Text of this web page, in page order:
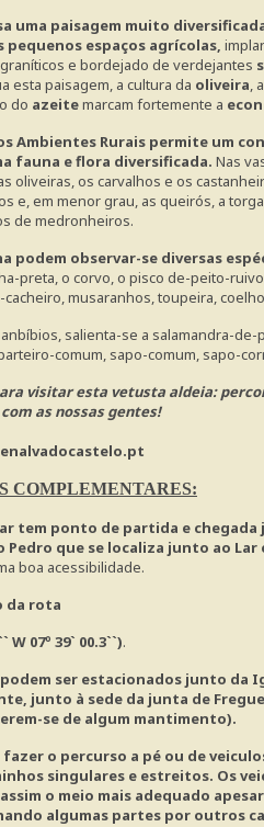
uma paisagem muito
pequenos espaços agrícolas,
e bordejado de verdejantes
esta paisagem, a cultura da oliveira,
do azeitemarcam fortemente a
Ambientes Rurais permite um
fauna e flora diversificada. Nas
oliveiras, os carvalhos e os
e, em menor grau, as queirós, a
de medronheiros.
podem observar-se diversas
preta, o corvo, o pisco de-peito-
musaranhos, toupeira,
salienta-se a salamandra-
comum, sapo-comum, sapo-
visitar esta vetusta aldeia:
as nossas gentes!
COMPLEMENTARES:
tem ponto de partida e
Pedro que se localiza junto ao Lar
boa acessibilidade.
da rota
W 07º 39` 00.3``).
ser estacionados junto da
junto à sede da junta de
se de algum mantimento).
fazer o percurso a pé ou de
singulares e estreitos. Os
o meio mais adequado
algumas partes por outros